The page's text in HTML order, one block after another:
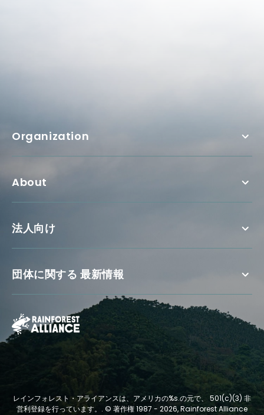
Organization
About
法人向け
団体に関する 最新情報
レインフォレスト・アライアンスは、アメリカの%s.の元で、 501(c)(3) 非
営利登録を行っています。. © 著作権 1987 - 2026, Rainforest Alliance